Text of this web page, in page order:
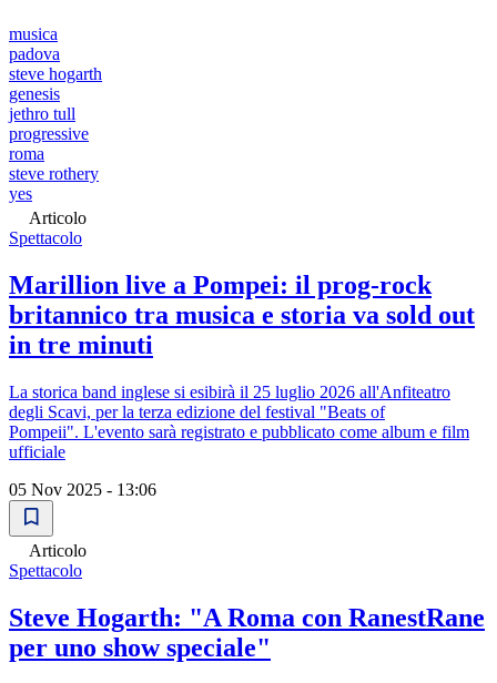
musica
padova
steve hogarth
genesis
jethro tull
progressive
roma
steve rothery
yes
Articolo
Spettacolo
Marillion live a Pompei: il prog-rock
britannico tra musica e storia va sold out
in tre minuti
La storica band inglese si esibirà il 25 luglio 2026 all'Anfiteatro
degli Scavi, per la terza edizione del festival "Beats of
Pompeii". L'evento sarà registrato e pubblicato come album e film
ufficiale
05 Nov 2025 - 13:06
Articolo
Spettacolo
Steve Hogarth: "A Roma con RanestRane
per uno show speciale"